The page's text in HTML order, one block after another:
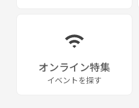
オンライン特集
イベントを探す